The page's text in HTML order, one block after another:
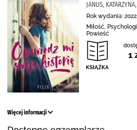
JANUS,
Rok wydania: 2022.
Miłość,
Powieść
1
Więcej informacji